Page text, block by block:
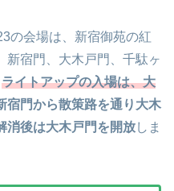
の会場は、新宿御苑の紅
新宿門、大木戸門、千駄ヶ
ライトアップの入場は、大
宿門から散策路を通り大木
消後は大木戸門を開放しま